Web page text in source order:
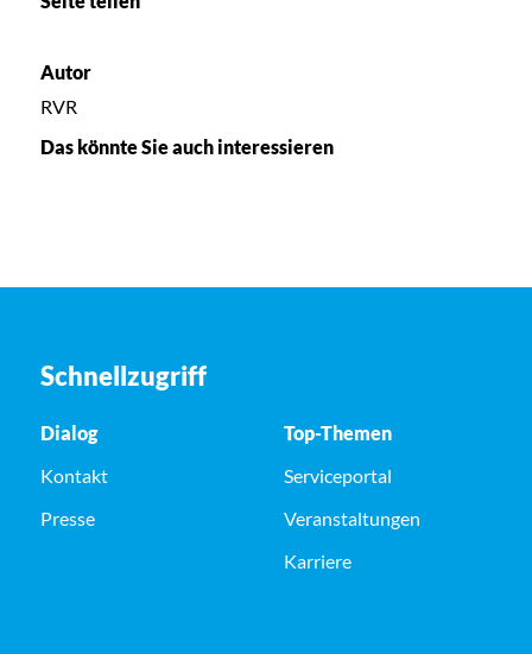
Autor
RVR
Das könnte Sie auch interessieren
Schnellzugriff
Dialog
Kontakt
Presse
Top-Themen
Serviceportal
Veranstaltungen
Karriere